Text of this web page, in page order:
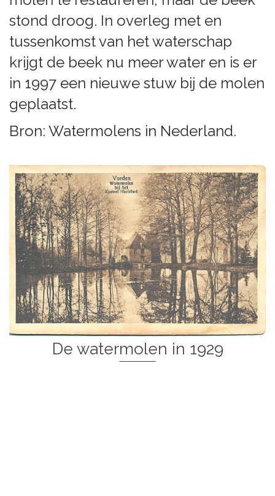
stond droog. In overleg met en
tussenkomst van het waterschap
krijgt de beek nu meer water en is er
in 1997 een nieuwe stuw bij de molen
geplaatst.
Bron: Watermolens in Nederland.
De watermolen in 1929